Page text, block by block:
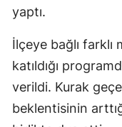
yaptı.
İlçeye bağlı farklı
katıldığı
verildi. Kurak
beklentisinin